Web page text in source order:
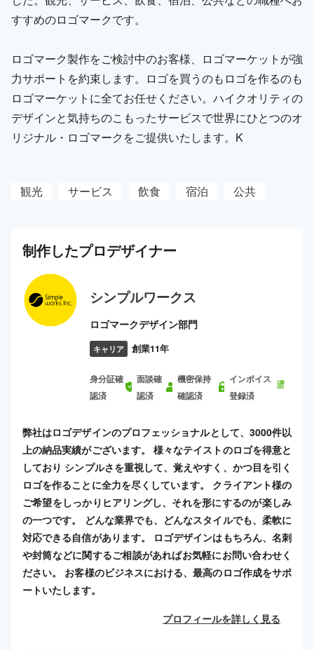
すすめのロゴマークです。
ロゴマーク製作をご検討中のお客様、ロゴマーケットが強
力サポートを約束します。ロゴを買うのもロゴを作るのも
ロゴマーケットに全てお任せください。ハイクオリティの
デザインと気持ちのこもったサービスで世界にひとつのオ
リジナル・ロゴマークをご提供いたします。K
観光 サービス 飲食 宿泊 公共
制作したプロデザイナー
シンプルワークス
ロゴマークデザイン部門
キャリア 創業11年
身分証確
認済
面談確
認済
機密保持
確認済
インボイス
登録済
弊社はロゴデザインのプロフェッショナルとして、3000件以
上の納品実績がございます。 様々なテイストのロゴを得意と
しており シンプルさを重視して、覚えやすく、かつ目を引く
ロゴを作ることに全力を尽くしています。 クライアント様の
ご希望をしっかりヒアリングし、それを形にするのが楽しみ
の一つです。 どんな業界でも、どんなスタイルでも、柔軟に
対応できる自信があります。 ロゴデザインはもちろん、名刺
や封筒などに関するご相談があればお気軽にお問い合わせく
ださい。 お客様のビジネスにおける、最高のロゴ作成をサポ
ートいたします。
プロフィールを詳しく見る